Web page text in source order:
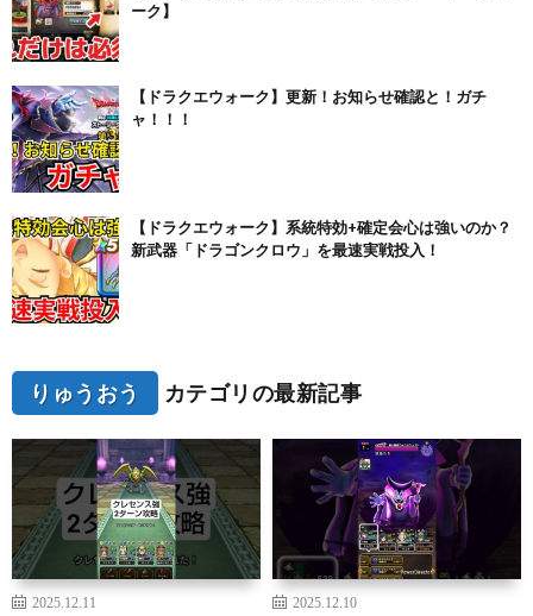
ーク】
【ドラクエウォーク】更新！お知らせ確認と！ガチ
ャ！！！
【ドラクエウォーク】系統特効+確定会心は強いのか？
新武器「ドラゴンクロウ」を最速実戦投入！
りゅうおう カテゴリの最新記事
2025.12.11 2025.12.10